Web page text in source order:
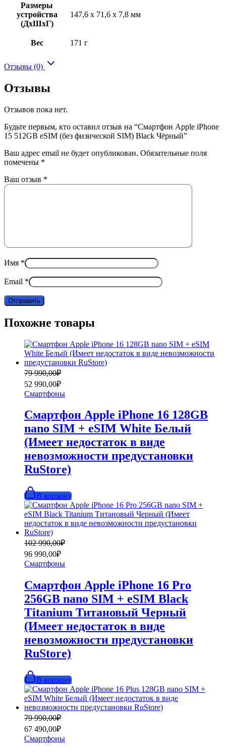
Размеры
устройства
(ДхШхГ)
147,6 x 71,6 x 7,8 мм
Вес 171 г
Отзывы (0)
Отзывы
Отзывов пока нет.
Будьте первым, кто оставил отзыв на “Смартфон Apple iPhone
15 512GB eSIM (без физической SIM) Black Чёрный”
Ваш адрес email не будет опубликован. Обязательные поля
помечены *
Ваш отзыв *
Имя *
Email *
Похожие товары
79 990,00₽
Первоначальная
цена
составляла
79
990,00₽.
52 990,00₽
Текущая
цена:
52
990,00₽.
Смартфоны
Смартфон Apple iPhone 16 128GB
nano SIM + eSIM White Белый
(Имеет недостаток в виде
невозможности предустановки
RuStore)
В корзину
102 990,00₽
Первоначальная
цена
составляла
102
96 990,00₽
Текущая
цена:
96
990,00₽.
Смартфоны
Смартфон Apple iPhone 16 Pro
256GB nano SIM + eSIM Black
Titanium Титановый Черный
(Имеет недостаток в виде
невозможности предустановки
RuStore)
В корзину
79 990,00₽
Первоначальная
цена
составляла
79
67 490,00₽
Текущая
цена:
67
490,00₽.
Смартфоны